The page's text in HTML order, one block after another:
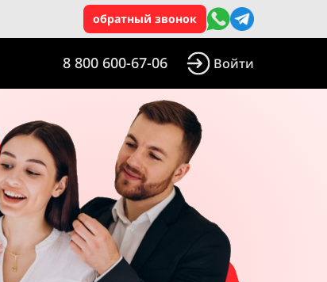
обратный звонок
8 800 600-67-06 Войти